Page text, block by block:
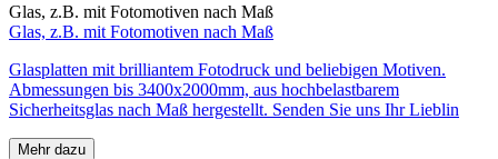
Glas, z.B. mit Fotomotiven nach Maß
Glas, z.B. mit Fotomotiven nach Maß
Glasplatten mit brilliantem Fotodruck und beliebigen Motiven.
Abmessungen bis 3400x2000mm, aus hochbelastbarem
Sicherheitsglas nach Maß hergestellt. Senden Sie uns Ihr Lieblin
Mehr dazu